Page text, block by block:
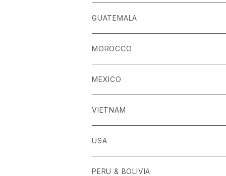
GUATEMALA
MOROCCO
MEXICO
VIETNAM
USA
PERU & BOLIVIA